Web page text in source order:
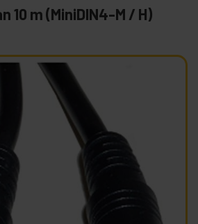
10 m (MiniDIN4-M / H)